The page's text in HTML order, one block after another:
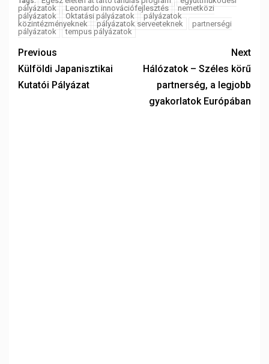
pályázatok
Leonardo innovációfejlesztés
nemetközi
pályázatok
Oktatási pályázatok
pályázatok
közintézményeknek
pályázatok serveeteknek
partnerségi
pályázatok
tempus pályázatok
Previous
Külföldi Japanisztikai
Kutatói Pályázat
Next
Hálózatok – Széles körű
partnerség, a legjobb
gyakorlatok Európában